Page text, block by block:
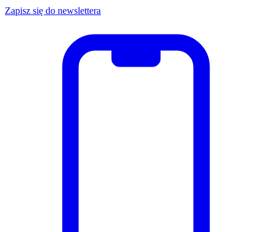
Zapisz się do newslettera